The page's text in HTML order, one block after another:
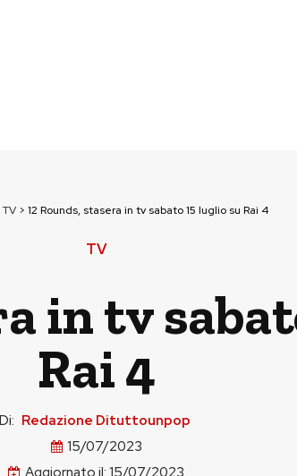
TV > 12 Rounds, stasera in tv sabato 15 luglio su Rai 4
TV
in tv
Rai 4
Di: Redazione Dituttounpop
15/07/2023